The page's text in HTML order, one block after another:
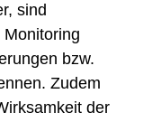
sind
bzw.
Zudem
der